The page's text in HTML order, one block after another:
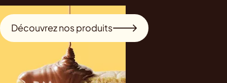
Découvrez nos produits